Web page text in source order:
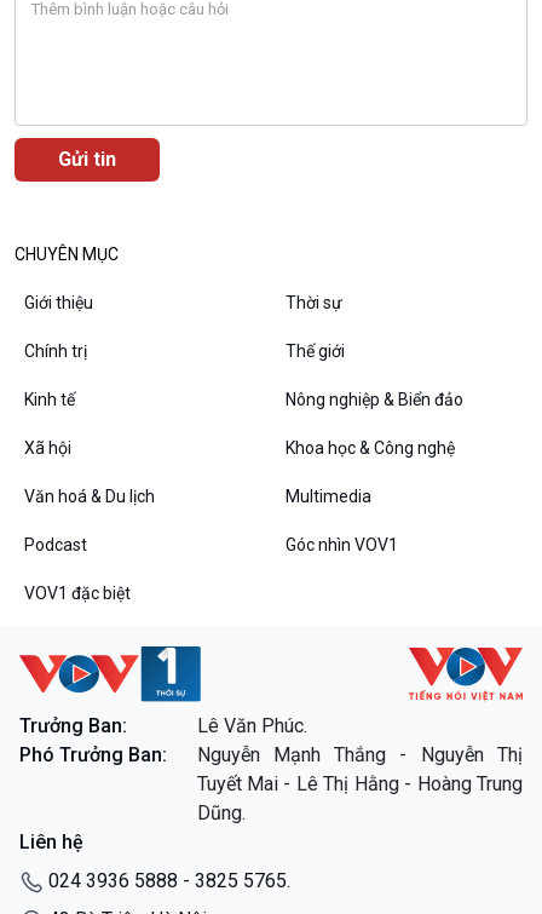
Chát với người nổi tiếng
Câu chuyện Thể thao
Video
Podcast
Góc nhìn VOV1
10 phút Sự kiện - Luận bàn
Câu chuyện thời sự
Đối thoại
Chuyện đêm
VOV1 đặc biệt
Thanh âm ký sự
Chân dung cuộc sống
Các chương trình đặc biệt
CHUYÊN MỤC
Giới thiệu Thời sự
Chính trị Thế giới
Kinh tế Nông nghiệp & Biển đảo
Xã hội Khoa học & Công nghệ
Văn hoá & Du lịch Multimedia
Podcast Góc nhìn VOV1
VOV1 đặc biệt
Trưởng Ban:
Lê Văn Phúc.
Phó Trưởng Ban:
Nguyễn Mạnh Thắng - Nguyễn Thị
Tuyết Mai - Lê Thị Hằng - Hoàng Trung
Dũng.
Liên hệ
024 3936 5888 - 3825 5765.